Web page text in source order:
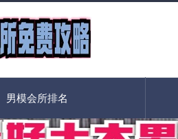
男模会所排名